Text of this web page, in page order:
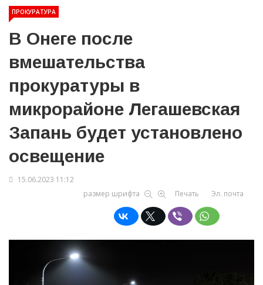
ПРОКУРАТУРА
В Онеге после
вмешательства
прокуратуры в
микрорайоне Легашевская
Запань будет установлено
освещение
15.06.2023 11:12
размер шрифта
Печать Эл. почта